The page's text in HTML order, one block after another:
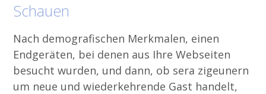
Schauen
Nach demografischen Merkmalen, einen
Endgeräten, bei denen aus Ihre Webseiten
besucht wurden, und dann, ob sera zigeunern
um neue und wiederkehrende Gast handelt,